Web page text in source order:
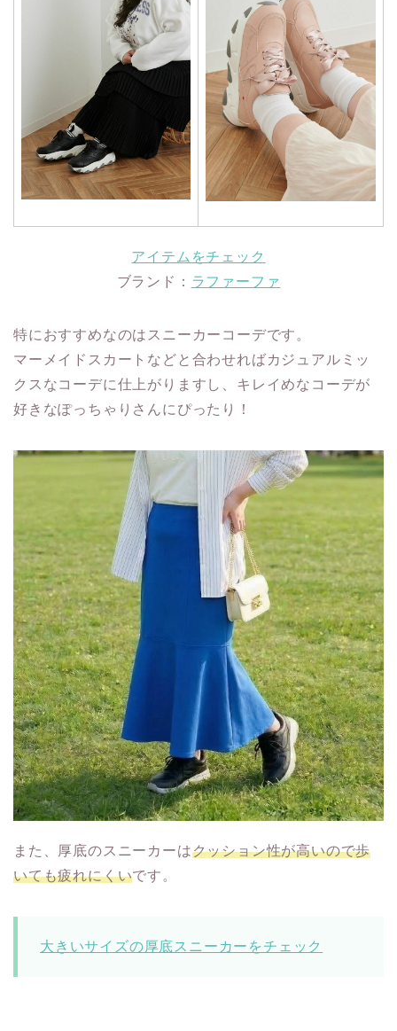
アイテムをチェック
ブランド： ラファーファ
特におすすめなのはスニーカーコーデです。
マーメイドスカートなどと合わせればカジュアルミッ
クスなコーデに仕上がりますし、キレイめなコーデが
好きなぽっちゃりさんにぴったり！
また、厚底のスニーカーはクッション性が高いので歩
いても疲れにくいです。
大きいサイズの厚底スニーカーをチェック